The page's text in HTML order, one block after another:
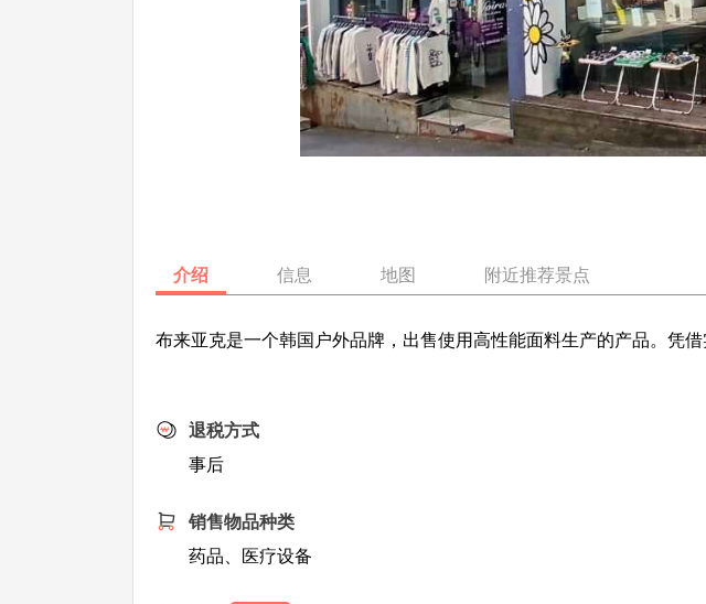
介绍 信息 地图 附近推荐景点
布来亚克是一个韩国户外品牌，出售使用高性能面料生产的产品。凭
退税方式
事后
销售物品种类
药品、医疗设备